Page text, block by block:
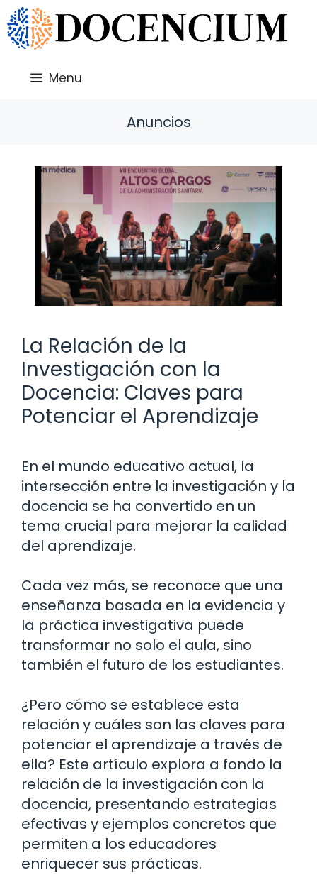
Saltar
al
contenido
Menu
Anuncios
La Relación de la
Investigación con la
Docencia: Claves para
Potenciar el Aprendizaje
En el mundo educativo actual, la
intersección entre la investigación y la
docencia se ha convertido en un
tema crucial para mejorar la calidad
del aprendizaje.
Cada vez más, se reconoce que una
enseñanza basada en la evidencia y
la práctica investigativa puede
transformar no solo el aula, sino
también el futuro de los estudiantes.
¿Pero cómo se establece esta
relación y cuáles son las claves para
potenciar el aprendizaje a través de
ella? Este artículo explora a fondo la
relación de la investigación con la
docencia, presentando estrategias
efectivas y ejemplos concretos que
permiten a los educadores
enriquecer sus prácticas.